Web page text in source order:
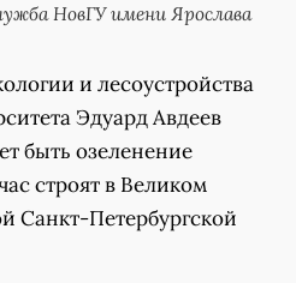
НовГУ имени Ярослава
и лесоустройства
Эдуард Авдеев
быть озеленение
строят в Великом
Санкт-Петербургской